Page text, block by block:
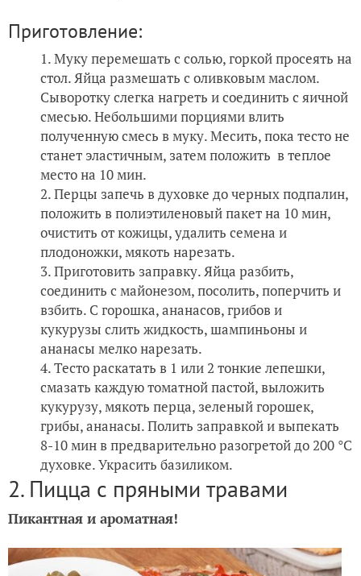
Приготовление:
Муку перемешать с солью, горкой просеять на
стол. Яйца размешать с оливковым маслом.
Сыворотку слегка нагреть и соединить с яичной
смесью. Небольшими порциями влить
полученную смесь в муку. Месить, пока тесто не
станет эластичным, затем положить в теплое
место на 10 мин.
Перцы запечь в духовке до черных подпалин,
положить в полиэтиленовый пакет на 10 мин,
очистить от кожицы, удалить семена и
плодоножки, мякоть нарезать.
Приготовить заправку. Яйца разбить,
соединить с майонезом, посолить, поперчить и
взбить. С горошка, ананасов, грибов и
кукурузы слить жидкость, шампиньоны и
ананасы мелко нарезать.
Тесто раскатать в 1 или 2 тонкие лепешки,
смазать каждую томатной пастой, выложить
кукурузу, мякоть перца, зеленый горошек,
грибы, ананасы. Полить заправкой и выпекать
8-10 мин в предварительно разогретой до 200 °С
духовке. Украсить базиликом.
2. Пицца с пряными травами
Пикантная и ароматная!